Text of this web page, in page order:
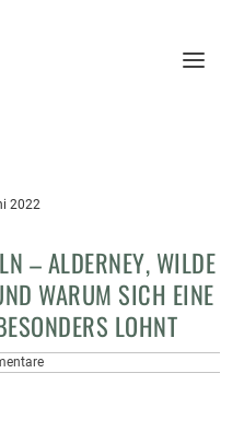
2022
– ALDERNEY, WILDE
WARUM SICH EINE
LOHNT